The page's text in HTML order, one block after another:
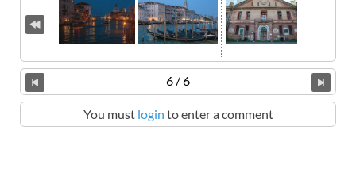
6 / 6
You must login to enter a comment